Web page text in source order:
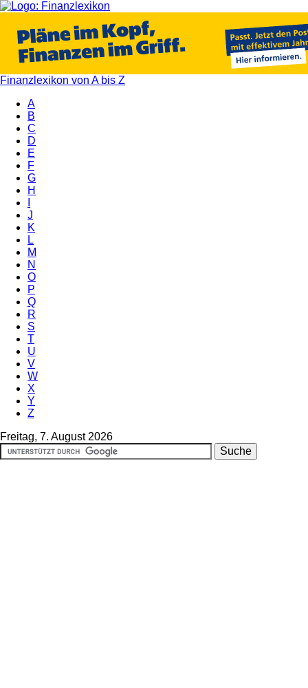
Finanzlexikon von A bis Z
A
B
C
D
E
F
G
H
J
K
L
M
N
O
P
Q
R
S
T
U
V
W
X
Y
Z
Freitag, 7. August 2026